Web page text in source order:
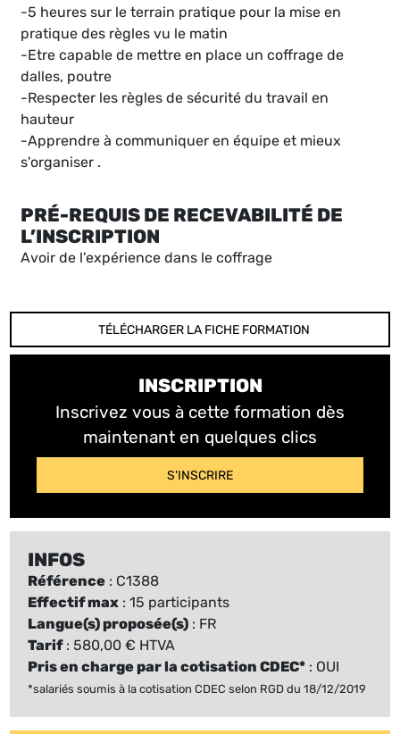
-5 heures sur le terrain pratique pour la mise en
pratique des règles vu le matin
-Etre capable de mettre en place un coffrage de
dalles, poutre
-Respecter les règles de sécurité du travail en
hauteur
-Apprendre à communiquer en équipe et mieux
s'organiser .
PRÉ-REQUIS DE RECEVABILITÉ DE
L’INSCRIPTION
Avoir de l'expérience dans le coffrage
TÉLÉCHARGER LA FICHE FORMATION
INSCRIPTION
Inscrivez vous à cette formation dès
maintenant en quelques clics
S'INSCRIRE
INFOS
Référence : C1388
Effectif max : 15 participants
Langue(s) proposée(s) : FR
Tarif: 580,00 € HTVA
Pris en charge par la cotisation CDEC* : OUI
*salariés soumis à la cotisation CDEC selon RGD du 18/12/2019